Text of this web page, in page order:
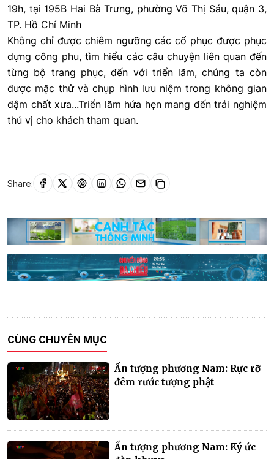
19h, tại 195B Hai Bà Trưng, phường Võ Thị Sáu, quận 3,
TP. Hồ Chí Minh
Không chỉ được chiêm ngưỡng các cổ phục được phục
dựng công phu, tìm hiểu các câu chuyện liên quan đến
từng bộ trang phục, đến với triển lãm, chúng ta còn
được mặc thử và chụp hình lưu niệm trong không gian
đậm chất xưa...Triển lãm hứa hẹn mang đến trải nghiệm
thú vị cho khách tham quan.
Share:
CÙNG CHUYÊN MỤC
Ấn tượng phương Nam: Rực rỡ
đêm rước tượng phật
Ấn tượng phương Nam: Ký ức